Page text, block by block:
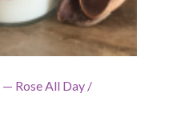
— Rose All Day /